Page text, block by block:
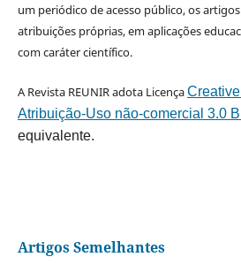
um periódico de acesso público, os
atribuições próprias, em aplicações
com caráter científico.
A Revista REUNIR adota Licença
Atribuição-Uso não-comercial 3.0
equivalente.
Artigos Semelhantes